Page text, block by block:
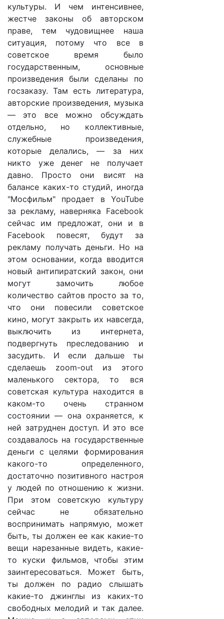
культуры. И чем интенсивнее,
жестче законы об авторском
праве, тем чудовищнее наша
ситуация, потому что все в
советское время было
государственным, основные
произведения были сделаны по
госзаказу. Там есть литература,
авторские произведения, музыка
— это все можно обсуждать
отдельно, но коллективные,
служебные произведения,
которые делались, — за них
никто уже денег не получает
давно. Просто они висят на
балансе каких-то студий, иногда
"Мосфильм" продает в YouTube
за рекламу, наверняка Facebook
сейчас им предложат, они и в
Facebook повесят, будут за
рекламу получать деньги. Но на
этом основании, когда вводится
новый антипиратский закон, они
могут замочить любое
количество сайтов просто за то,
что они повесили советское
кино, могут закрыть их навсегда,
выключить из интернета,
подвергнуть преследованию и
засудить. И если дальше ты
сделаешь zoom-out из этого
маленького сектора, то вся
советская культура находится в
каком-то очень странном
состоянии — она охраняется, к
ней затруднен доступ. И это все
создавалось на государственные
деньги с целями формирования
какого-то определенного,
достаточно позитивного настроя
у людей по отношению к жизни.
При этом советскую культуру
сейчас не обязательно
воспринимать напрямую, может
быть, ты должен ее как какие-то
вещи нарезанные видеть, какие-
то куски фильмов, чтобы этим
заинтересоваться. Может быть,
ты должен по радио слышать
какие-то джинглы из каких-то
свободных мелодий и так далее.